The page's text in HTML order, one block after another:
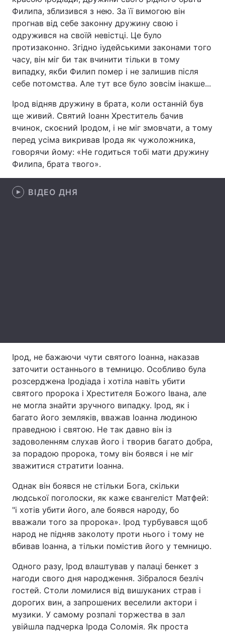
Здоров'я Туризм
Екологія
Лонгріди
Відео з Youtube Статті
Інтерв'ю Думки
Архів
Контакти
Филипа, зблизився з нею. За її вимогою він
прогнав від себе законну дружину свою і
одружився на своїй невістці. Це було
протизаконно. Згідно іудейськими законами того
часу, він міг би так вчинити тільки в тому
випадку, якби Филип помер і не залишив після
себе потомства. Але тут все було зовсім інакше...
Ірод відняв дружину в брата, коли останній був
ще живий. Святий Іоанн Хреститель бачив
вчинок, скоєний Іродом, і не міг змовчати, а тому
перед усіма викривав Ірода як чужоложника,
говорячи йому: «Не годиться тобі мати дружину
Филипа, брата твого».
ВІДЕО ДНЯ
Ірод, не бажаючи чути святого Іоанна, наказав
заточити останнього в темницю. Особливо була
розсерджена Іродіада і хотіла навіть убити
святого пророка і Хрестителя Божого Івана, але
не могла знайти зручного випадку. Ірод, як і
багато його земляків, вважав Іоанна людиною
праведною і святою. Не так давно він із
задоволенням слухав його і творив багато добра,
за порадою пророка, тому він боявся і не міг
зважитися стратити Іоанна.
Однак він боявся не стільки Бога, скільки
людської поголоски, як каже євангеліст Матфей:
"і хотів убити його, але боявся народу, бо
вважали того за пророка». Ірод турбувався щоб
народ не підняв заколоту проти нього і тому не
вбивав Іоанна, а тільки помістив його у темницю.
Одного разу, Ірод влаштував у палаці бенкет з
нагоди свого дня народження. Зібралося безліч
гостей. Столи ломилися від вишуканих страв і
дорогих вин, а запрошених веселили актори і
музики. У самому розпалі торжества в зал
увійшла падчерка Ірода Соломія. Як проста